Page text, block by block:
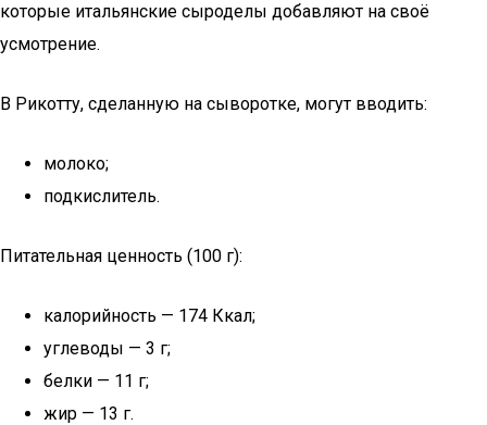
которые итальянские сыроделы добавляют на своё
усмотрение.
В Рикотту, сделанную на сыворотке, могут вводить:
молоко;
подкислитель.
Питательная ценность (100 г):
калорийность — 174 Ккал;
углеводы — 3 г;
белки — 11 г;
жир — 13 г.